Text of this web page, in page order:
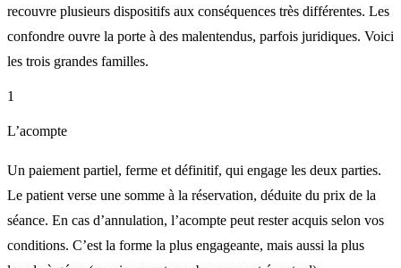
recouvre plusieurs dispositifs aux conséquences très différentes. Les
confondre ouvre la porte à des malentendus, parfois juridiques. Voici
les trois grandes familles.
1
L’acompte
Un paiement partiel, ferme et définitif, qui engage les deux parties.
Le patient verse une somme à la réservation, déduite du prix de la
séance. En cas d’annulation, l’acompte peut rester acquis selon vos
conditions. C’est la forme la plus engageante, mais aussi la plus